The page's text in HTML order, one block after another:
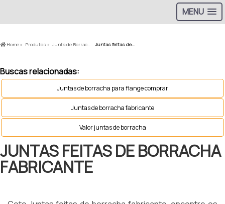
MENU
Home » Produtos » Junta de Borracha » Juntas feitas de borracha fabricante
Buscas relacionadas:
Juntas de borracha para flange comprar
Juntas de borracha fabricante
Valor juntas de borracha
JUNTAS FEITAS DE BORRACHA
FABRICANTE